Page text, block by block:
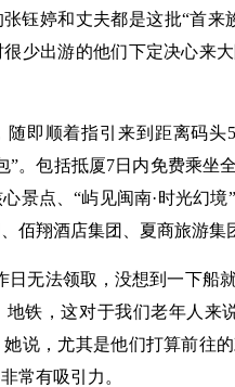
钰婷和丈夫都是这批“首来
少出游的他们下定决心来
随即顺着指引来到距离码头
”。包括抵厦7日内免费乘坐
景点、“屿见闽南·时光幻
佰翔酒店集团、夏商旅游
日无法领取，没想到一下船
铁，这对于我们老年人来
说，尤其是他们打算前往
常有吸引力。